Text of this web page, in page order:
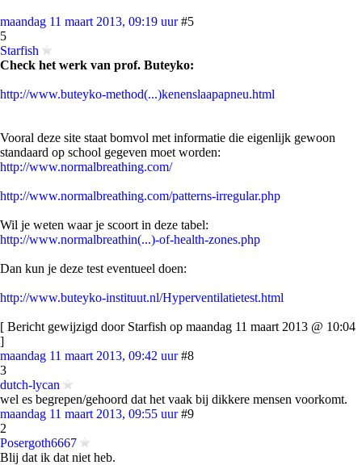
maandag 11 maart 2013, 09:19 uur #5
5
Starfish
Check het werk van prof. Buteyko:
http://www.buteyko-method(...)kenenslaapapneu.html
Vooral deze site staat bomvol met informatie die eigenlijk gewoon
standaard op school gegeven moet worden:
http://www.normalbreathing.com/
http://www.normalbreathing.com/patterns-irregular.php
Wil je weten waar je scoort in deze tabel:
http://www.normalbreathin(...)-of-health-zones.php
Dan kun je deze test eventueel doen:
http://www.buteyko-instituut.nl/Hyperventilatietest.html
[ Bericht gewijzigd door Starfish op maandag 11 maart 2013 @ 10:04
]
maandag 11 maart 2013, 09:42 uur #8
3
dutch-lycan
wel es begrepen/gehoord dat het vaak bij dikkere mensen voorkomt.
maandag 11 maart 2013, 09:55 uur #9
2
Posergoth6667
Blij dat ik dat niet heb.